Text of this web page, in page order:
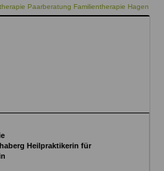
Paarberatung Familientherapie Hagen
Heilpraktikerin für